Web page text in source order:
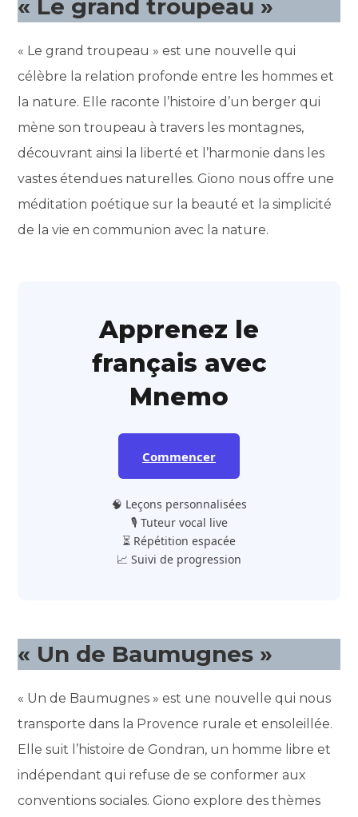
« Le grand troupeau »
« Le grand troupeau » est une nouvelle qui
célèbre la relation profonde entre les hommes et
la nature. Elle raconte l’histoire d’un berger qui
mène son troupeau à travers les montagnes,
découvrant ainsi la liberté et l’harmonie dans les
vastes étendues naturelles. Giono nous offre une
méditation poétique sur la beauté et la simplicité
de la vie en communion avec la nature.
Apprenez le
français avec
Mnemo
Commencer
🧠 Leçons personnalisées
🎙️ Tuteur vocal live
⏳ Répétition espacée
📈 Suivi de progression
« Un de Baumugnes »
« Un de Baumugnes » est une nouvelle qui nous
transporte dans la Provence rurale et ensoleillée.
Elle suit l’histoire de Gondran, un homme libre et
indépendant qui refuse de se conformer aux
conventions sociales. Giono explore des thèmes